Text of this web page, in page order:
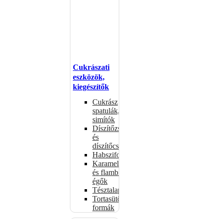
Cukrászati
eszközök,
kiegészítők
Cukrász
spatulák,
simítók
Díszítőzsákok
és
díszítőcsövek
Habszifonok
Karamellizáló
és flambírozó
égők
Tésztalapok
Tortasütő
formák